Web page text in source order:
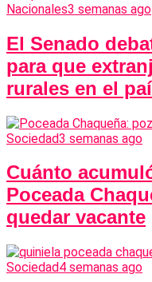
Nacionales3 semanas ago
El Senado
para que
rurales en el
Sociedad3 semanas ago
Cuánto
Poceada
quedar vacante
Sociedad4 semanas ago